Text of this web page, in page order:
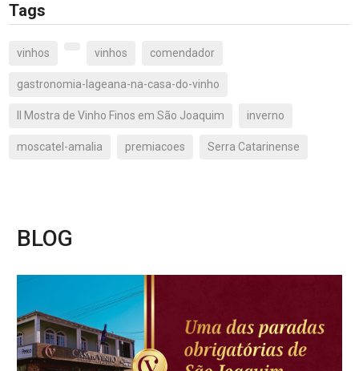
Tags
vinhos vinhos comendador
gastronomia-lageana-na-casa-do-vinho
II Mostra de Vinho Finos em São Joaquim inverno
moscatel-amalia premiacoes Serra Catarinense
BLOG